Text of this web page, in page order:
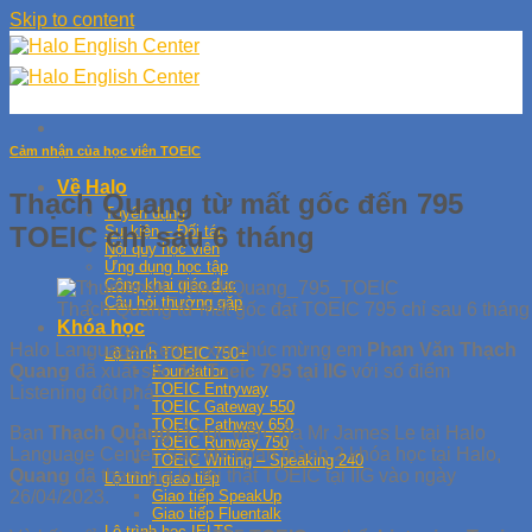
Skip to content
Về Halo
Tuyển dụng
Sự kiện – Đối tác
Nội quy học viên
Ứng dụng học tập
Công khai giáo dục
Câu hỏi thường gặp
Khóa học
Lộ trình TOEIC 750+
Foundation
TOEIC Entryway
TOEIC Gateway 550
TOEIC Pathway 650
TOEIC Runway 750
TOEIC Writing – Speaking 240
Lộ trình giao tiếp
Giao tiếp SpeakUp
Giao tiếp Fluentalk
Cảm nhận của học viên TOEIC
Thạch Quang từ mất gốc đến 795
TOEIC chỉ sau 6 tháng
Thạch Quang từ mất gốc đạt TOEIC 795 chỉ sau 6 tháng
Halo Language Center xin chúc mừng em Phan Văn Thạch
Quang đã xuất sắc đạtToeic 795 tại IIG với số điểm
Listening đột phá.
Bạn Thạch Quanglà học viên của Mr James Le tại Halo
Language Center. Sau khi hoàn thành 2 khóa học tại Halo,
Quang đã tham gia kỳ thi thật TOEIC tại IIG vào ngày
26/04/2023.